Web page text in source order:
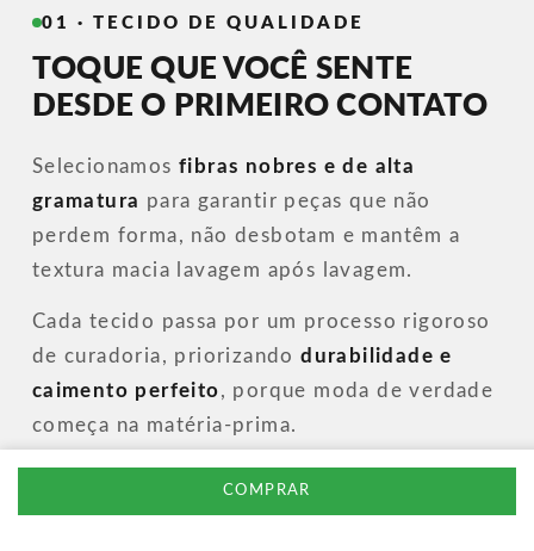
COMPRAR
01 · TECIDO DE QUALIDADE
TOQUE QUE VOCÊ SENTE
DESDE O PRIMEIRO CONTATO
Selecionamosfibras nobres e de alta
gramatura para garantir peças que não
perdem forma, não desbotam e mantêm a
textura macia lavagem após lavagem.
Cada tecido passa por um processo rigoroso
de curadoria, priorizandodurabilidade e
caimento perfeito, porque moda de verdade
começa na matéria-prima.